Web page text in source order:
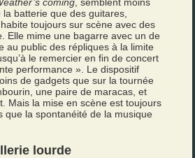
batterie que des guitares,
toujours sur scène avec des
Elle mime une bagarre avec un de
au public des répliques à la limite
le remercier en fin de concert
performance ». Le dispositif
de gadgets que sur la tournée
une paire de maracas, et
Mais la mise en scène est toujours
que la spontanéité de la musique
lourde